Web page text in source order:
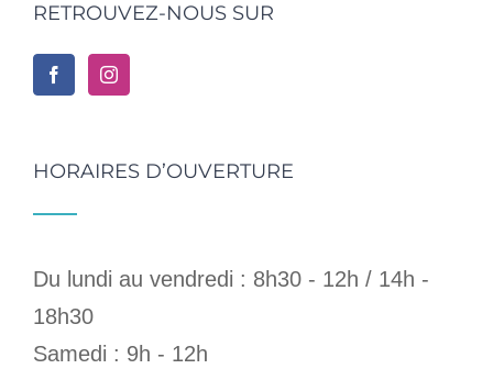
RETROUVEZ-NOUS SUR
HORAIRES D’OUVERTURE
Du lundi au vendredi : 8h30 - 12h / 14h -
18h30
Samedi : 9h - 12h